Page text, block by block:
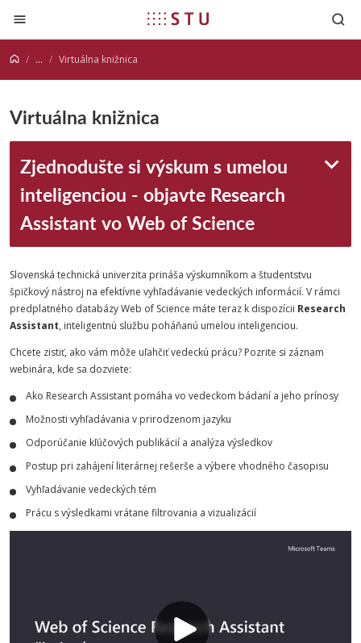
Prejsť na obsah
... Virtuálna knižnica
Virtuálna knižnica
Zjednodušte si výskum s umelou
inteligenciou - objavte Research
Assistant vo Web of Science
Slovenská technická univerzita prináša výskumníkom a študentstvu
špičkový nástroj na efektívne vyhľadávanie vedeckých informácií. V rámci
predplatného databázy Web of Science máte teraz k dispozícii Research
Assistant, inteligentnú službu poháňanú umelou inteligenciou.
Chcete zistiť, ako vám môže uľahčiť vedeckú prácu? Pozrite si záznam
webinára, kde sa dozviete:
Ako Research Assistant pomáha vo vedeckom bádaní a jeho prínosy
Možnosti vyhľadávania v prirodzenom jazyku
Odporúčanie kľúčových publikácií a analýza výsledkov
Postup pri zahájení literárnej rešerše a výbere vhodného časopisu
Vyhľadávanie vedeckých tém
Prácu s výsledkami vrátane filtrovania a vizualizácií